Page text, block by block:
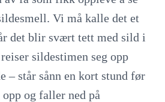
Vi må kalle det et
det blir svært tett med sild i
sildestimen seg opp
– står sånn en kort stund før
og faller ned på